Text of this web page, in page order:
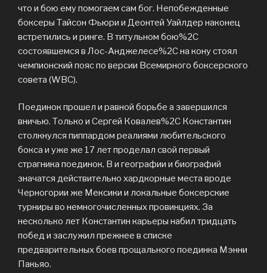
что и бою ему помогаем сам бог. Непобежденные
боксеры Тайсон Фьюри и Деонтей Уайлдер наконец
встретились и ринге. В титульном бою%2C
состоявшемся в Лос-Анджелесе%2C на кону стоял
чемпионский пояс по версии Всемирного боксерского
совета (WBC).
Поединок прошел и равной борьбе а завершился
вничью. Только и Сергей Ковалев%2C Константин
столкнулся пиппардом реалиями любительского
бокса и уже же 17 лет проделал свой первый
страгника поединок. В и географии и биографий
значатся действительно хардкорные места вроде
Черногории же Мексики и локальные боксерские
турниры во немногочисленных провинциях. За
несколько лет Константин карьеры набил тридцать
побед и заслужил прежнее в списке
предварительных боев прощального поединка Мэнни
Пакьяо.